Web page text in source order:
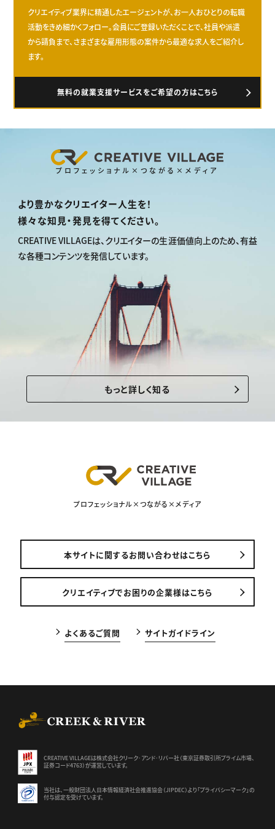
クリエイティブ業界に精通したエージェントが、お一人おひとりの転職
活動をきめ細かくフォロー。会員にご登録いただくことで、社員や派遣
から請負まで、さまざまな雇用形態の案件から最適な求人をご紹介し
ます。
無料の就業支援サービスをご希望の方はこちら
プロフェッショナル×つながる×メディア
より豊かなクリエイター人生を！
様々な知見・発見を得てください。
CREATIVE VILLAGEは、クリエイターの生涯価値向上のため、有益
な各種コンテンツを発信しています。
もっと詳しく知る
プロフェッショナル×つながる×メディア
本サイトに関するお問い合わせはこちら
クリエイティブでお困りの企業様はこちら
よくあるご質問 サイトガイドライン
CREATIVE VILLAGEは株式会社クリーク･アンド･リバー社（東京証券取引所プライム市場、
証券コード4763）が運営しています。
当社は、一般財団法人日本情報経済社会推進協会（JIPDEC）より 「プライバシーマーク」の
付与認定を受けています。